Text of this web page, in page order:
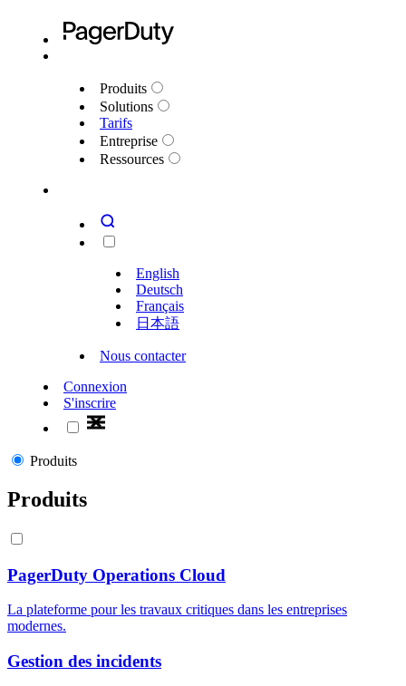
Produits
Solutions
Tarifs
Entreprise
Ressources
English
Deutsch
Français
日本語
Nous contacter
Connexion
S'inscrire
Produits
Produits
PagerDuty Operations Cloud
La plateforme pour les travaux critiques dans les entreprises
modernes.
Gestion des incidents